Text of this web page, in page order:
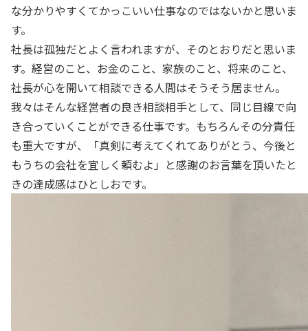
な分かりやすくてかっこいい仕事なのではないかと思いま
す。
社長は孤独だとよく言われますが、そのとおりだと思いま
す。経営のこと、お金のこと、家族のこと、将来のこと、
社長が心を開いて相談できる人間はそうそう居ません。
我々はそんな経営者の良き相談相手として、同じ目線で向
き合っていくことができる仕事です。もちろんその分責任
も重大ですが、「真剣に考えてくれてありがとう、今後と
もうちの会社を宜しく頼むよ」と感謝のお言葉を頂いたと
きの達成感はひとしおです。